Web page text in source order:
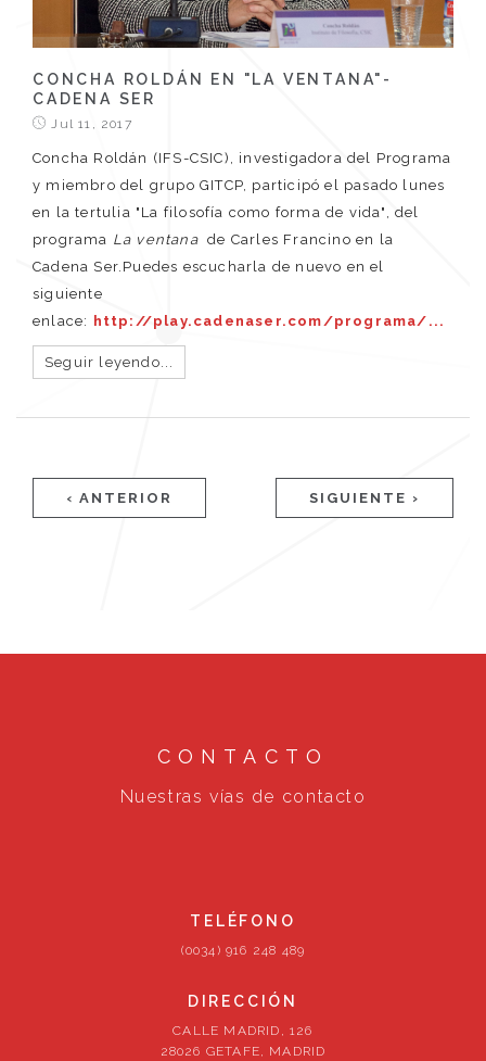
CONCHA ROLDÁN EN "LA VENTANA"-
CADENA SER
Jul 11, 2017
Concha Roldán (IFS-CSIC), investigadora del Programa
y miembro del grupo GITCP, participó el pasado lunes
en la tertulia "La filosofía como forma de vida", del
programa La ventana de Carles Francino en la
Cadena Ser.Puedes escucharla de nuevo en el
siguiente
enlace: http://play.cadenaser.com/programa/...
Seguir leyendo...
Páginas
‹ ANTERIOR SIGUIENTE ›
CONTACTO
Nuestras vías de contacto
TELÉFONO
(0034) 916 248 489
DIRECCIÓN
CALLE MADRID, 126
28026 GETAFE, MADRID